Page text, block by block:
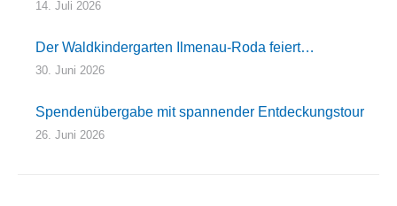
14. Juli 2026
Der Waldkindergarten Ilmenau-Roda feiert…
30. Juni 2026
Spendenübergabe mit spannender Entdeckungstour
26. Juni 2026